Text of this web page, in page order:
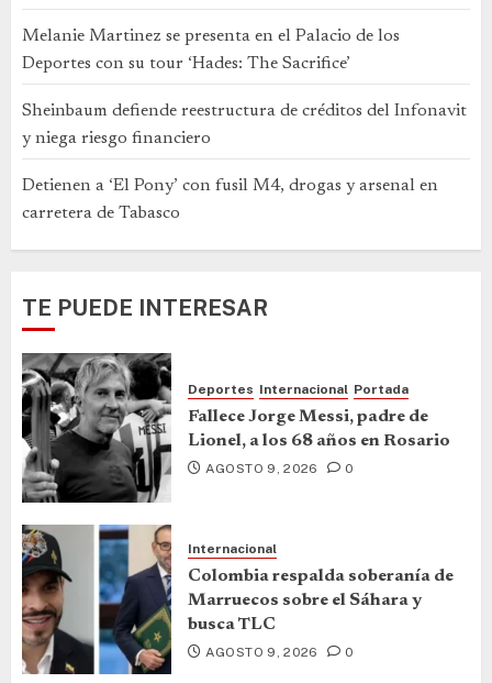
Melanie Martinez se presenta en el Palacio de los
Deportes con su tour ‘Hades: The Sacrifice’
Sheinbaum defiende reestructura de créditos del Infonavit
y niega riesgo financiero
Detienen a ‘El Pony’ con fusil M4, drogas y arsenal en
carretera de Tabasco
TE PUEDE INTERESAR
Deportes Internacional Portada
Fallece Jorge Messi, padre de
Lionel, a los 68 años en Rosario
AGOSTO 9, 2026 0
Internacional
Colombia respalda soberanía de
Marruecos sobre el Sáhara y
busca TLC
AGOSTO 9, 2026 0